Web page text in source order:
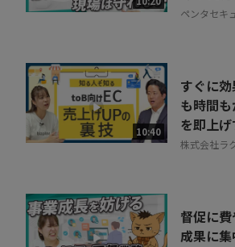
ペンタセキ
10:40
すぐに
も時間
を即上
株式会社ラ
督促に
成果に